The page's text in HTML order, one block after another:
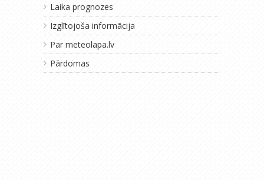
Laika prognozes
Izglītojoša informācija
Par meteolapa.lv
Pārdomas